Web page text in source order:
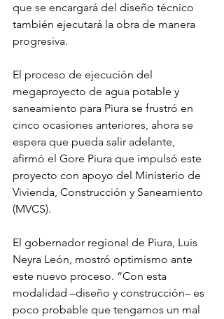
que se encargará del diseño técnico
también ejecutará la obra de manera
progresiva.
El proceso de ejecución del
megaproyecto de agua potable y
saneamiento para Piura se frustró en
cinco ocasiones anteriores, ahora se
espera que pueda salir adelante,
afirmó el Gore Piura que impulsó este
proyecto con apoyo del Ministerio de
Vivienda, Construcción y Saneamiento
(MVCS).
El gobernador regional de Piura, Luis
Neyra León, mostró optimismo ante
este nuevo proceso. “Con esta
modalidad –diseño y construcción– es
poco probable que tengamos un mal